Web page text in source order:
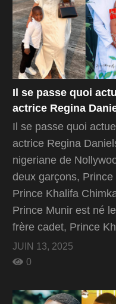
Il se passe quoi
actrice Regina
Il se passe quoi
actrice Regina
nigeriane de
deux garçons,
Prince Khalifa
Prince Munir est né
frère cadet, Prince
JUIN 13, 2025
0